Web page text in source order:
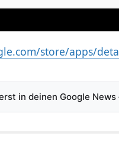
store/apps/
in deinen Google News